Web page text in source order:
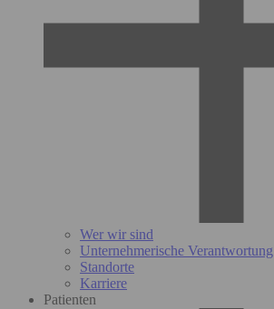
Wer wir sind
Unternehmerische Verantwortung
Standorte
Karriere
Patienten